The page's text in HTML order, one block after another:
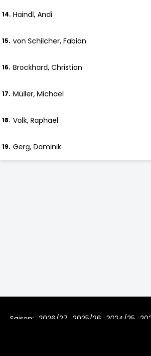
14. Haindl, Andi
15. von Schilcher, Fabian
16. Brockhard, Christian
17. Müller, Michael
18. Volk, Raphael
19. Gerg, Dominik
Saison: 2026/27 2025/26 2024/25